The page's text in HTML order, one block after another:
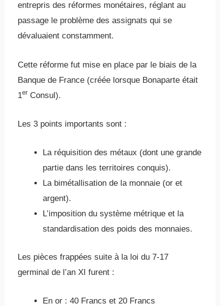
entrepris des réformes monétaires, réglant au
passage le problème des assignats qui se
dévaluaient constamment.
Cette réforme fut mise en place par le biais de la
Banque de France (créée lorsque Bonaparte était
1er Consul).
Les 3 points importants sont :
La réquisition des métaux (dont une grande
partie dans les territoires conquis).
La bimétallisation de la monnaie (or et
argent).
L’imposition du système métrique et la
standardisation des poids des monnaies.
Les pièces frappées suite à la loi du 7-17
germinal de l’an XI furent :
En or : 40 Francs et 20 Francs